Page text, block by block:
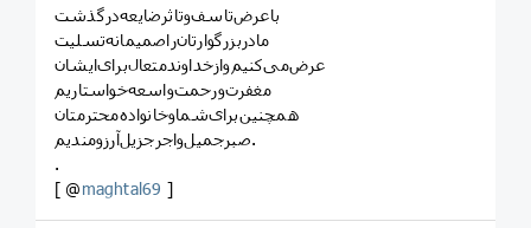
با‌عرض‌تاسف‌وتاثرضایعه‌درگذشت
عرض‌می‌کنیم‌‌و‌از‌خداوندمتعال‌برای‌ایشان
مغفرت‌و‌رحمت‌واسعه‌خواستاریم
همچنین‌برای‌شماوخانواده‌محترمتان‌
صبرجمیل‌واجرجزیل‌آرزومندیم.
.
[ @maghtal69 ]